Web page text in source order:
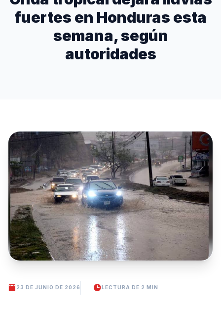
fuertes en Honduras esta
semana, según
autoridades
23 DE JUNIO DE 2026 LECTURA DE 2 MIN